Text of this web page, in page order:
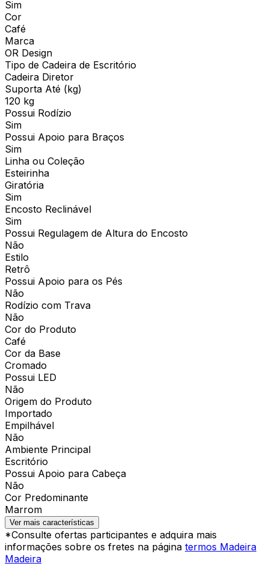
Sim
Cor
Café
Marca
OR Design
Tipo de Cadeira de Escritório
Cadeira Diretor
Suporta Até (kg)
120 kg
Possui Rodízio
Sim
Possui Apoio para Braços
Sim
Linha ou Coleção
Esteirinha
Giratória
Sim
Encosto Reclinável
Sim
Possui Regulagem de Altura do Encosto
Não
Estilo
Retrô
Possui Apoio para os Pés
Não
Rodízio com Trava
Não
Cor do Produto
Café
Cor da Base
Cromado
Possui LED
Não
Origem do Produto
Importado
Empilhável
Não
Ambiente Principal
Escritório
Possui Apoio para Cabeça
Não
Cor Predominante
Marrom
Ver mais características
*Consulte ofertas participantes e adquira mais
informações sobre os fretes na página termos Madeira
Madeira